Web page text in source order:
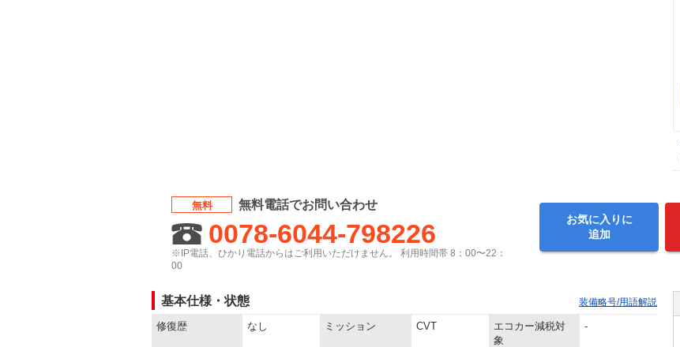
無料 無料電話でお問い合わせ
0078-6044-798226
※IP電話、ひかり電話からはご利用いただけません。 利用時間帯 8：00〜22：
00
お気に入りに
追加
基本仕様・状態 装備略号/用語解説
修復歴 なし ミッション CVT
エコカー減税対
象
-